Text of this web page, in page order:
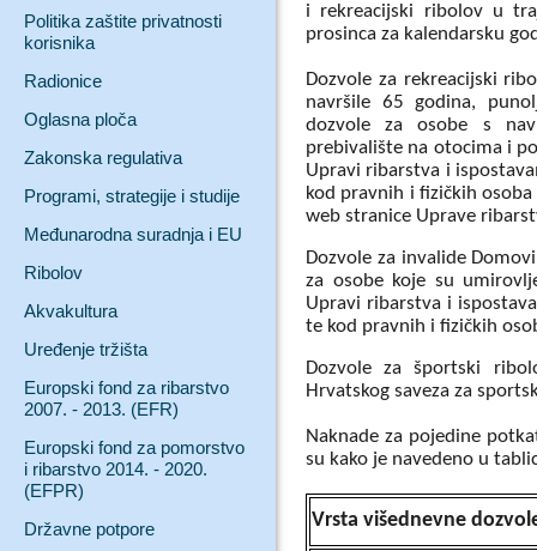
Politika zaštite privatnosti
korisnika
Radionice
Oglasna ploča
Zakonska regulativa
Programi, strategije i studije
Međunarodna suradnja i EU
Ribolov
Akvakultura
Uređenje tržišta
Europski fond za ribarstvo
2007. - 2013. (EFR)
Europski fond za pomorstvo
i ribarstvo 2014. - 2020.
(EFPR)
Državne potpore
i rekreacijski ribolov u
prosinca za kalendarsku
Dozvole za rekreacijski
navršile 65 godina,
dozvole za osobe s
prebivalište na otocima i
Upravi ribarstva i
kod pravnih i fizičkih
web stranice Uprave
Dozvole za invalide
za osobe koje su
Upravi ribarstva i
te kod pravnih i fizičkih
Dozvole za športski
Hrvatskog saveza za
Naknade za pojedine
su kako je navedeno u
Vrsta višednevne